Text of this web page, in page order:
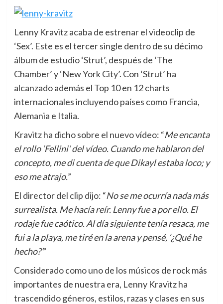
Lenny Kravitz acaba de estrenar el videoclip de
‘Sex’. Este es el tercer single dentro de su décimo
álbum de estudio ‘Strut’, después de ‘The
Chamber’ y ‘New York City’. Con ‘Strut’ ha
alcanzado además el Top 10 en 12 charts
internacionales incluyendo países como Francia,
Alemania e Italia.
Kravitz ha dicho sobre el nuevo vídeo: “Me encanta
el rollo ‘Fellini’ del vídeo. Cuando me hablaron del
concepto, me di cuenta de que Dikayl estaba loco; y
eso me atrajo.”
El director del clip dijo: “No se me ocurría nada más
surrealista. Me hacía reír. Lenny fue a por ello. El
rodaje fue caótico. Al día siguiente tenía resaca, me
fui a la playa, me tiré en la arena y pensé, ‘¿Qué he
hecho?’”
Considerado como uno de los músicos de rock más
importantes de nuestra era, Lenny Kravitz ha
trascendido géneros, estilos, razas y clases en sus